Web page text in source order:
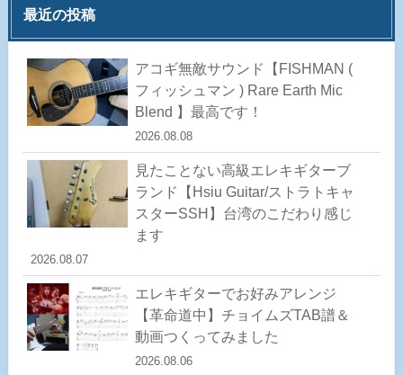
最近の投稿
アコギ無敵サウンド【FISHMAN (
フィッシュマン ) Rare Earth Mic
Blend 】最高です！
2026.08.08
見たことない高級エレキギターブ
ランド【Hsiu Guitar/ストラトキャ
スターSSH】台湾のこだわり感じ
ます
2026.08.07
エレキギターでお好みアレンジ
【革命道中】チョイムズTAB譜＆
動画つくってみました
2026.08.06